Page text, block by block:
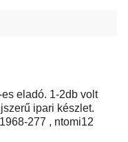
eladó. 1-2db volt
ipari készlet.
277 , ntomi12